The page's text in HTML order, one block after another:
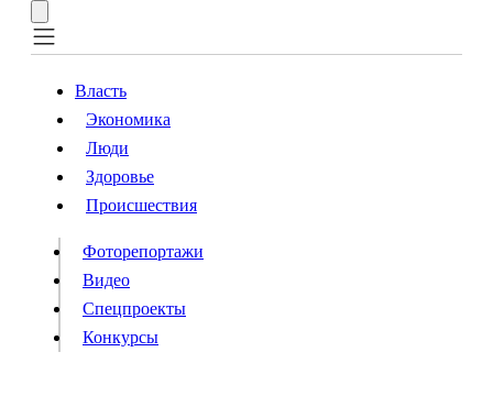
Власть
Происшествия
Видео
Конкурсы
Власть
Экономика
Люди
Здоровье
Происшествия
Фоторепортажи
Видео
Спецпроекты
Конкурсы